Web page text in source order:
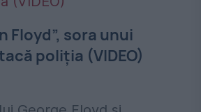
Floyd”, sora unui
poliția (VIDEO)